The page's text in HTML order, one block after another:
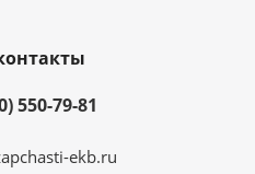
550-79-81
ekb.ru